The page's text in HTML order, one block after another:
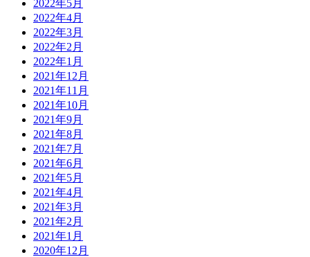
2022年5月
2022年4月
2022年3月
2022年2月
2022年1月
2021年12月
2021年11月
2021年10月
2021年9月
2021年8月
2021年7月
2021年6月
2021年5月
2021年4月
2021年3月
2021年2月
2021年1月
2020年12月